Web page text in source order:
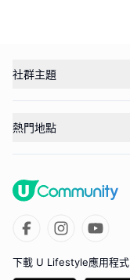
社群主題
熱門地點
下載 U Lifestyle應用程式